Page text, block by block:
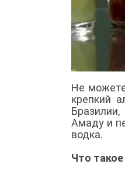
Не
крепкий
Амаду и
водка.
Что